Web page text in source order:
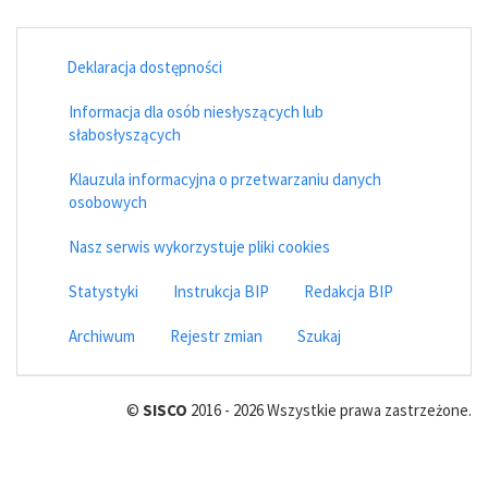
Deklaracja dostępności
Informacja dla osób niesłyszących lub
słabosłyszących
Klauzula informacyjna o przetwarzaniu danych
osobowych
Nasz serwis wykorzystuje pliki cookies
Statystyki Instrukcja BIP Redakcja BIP
Archiwum Rejestr zmian Szukaj
© SISCO 2016 - 2026 Wszystkie prawa zastrzeżone.